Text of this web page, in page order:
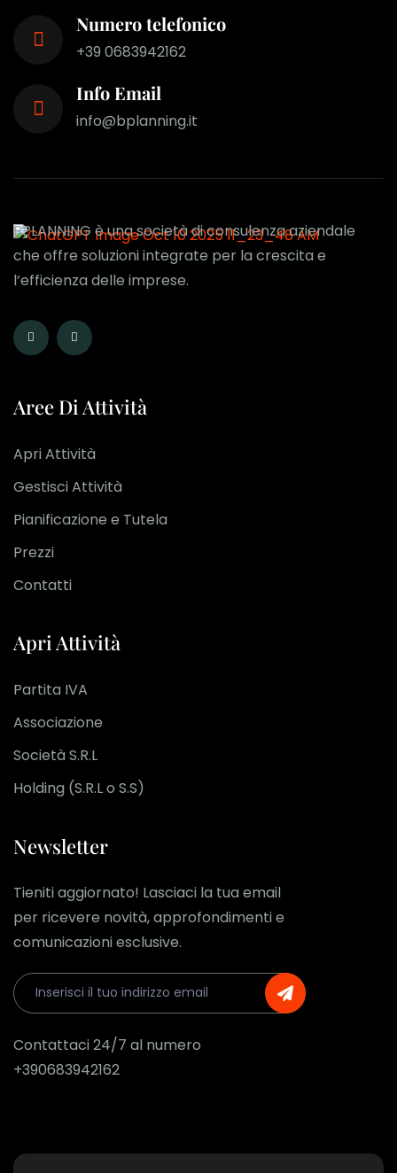
Numero telefonico
+39 0683942162
Info Email
info@bplanning.it
BPLANNING è una società di consulenza aziendale
che offre soluzioni integrate per la crescita e
l’efficienza delle imprese.
Aree Di Attività
Apri Attività
Gestisci Attività
Pianificazione e Tutela
Prezzi
Contatti
Apri Attività
Partita IVA
Associazione
Società S.R.L
Holding (S.R.L o S.S)
Newsletter
Tieniti aggiornato! Lasciaci la tua email
per ricevere novità, approfondimenti e
comunicazioni esclusive.
Contattaci 24/7 al numero
+390683942162